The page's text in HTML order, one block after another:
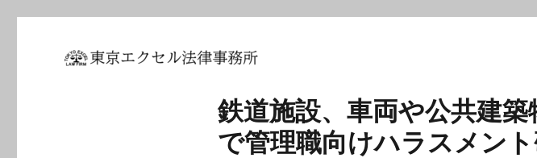
坂東 利国｜東京エクセル法律事務所
鉄道施設、車両や公共建
で管理職向けハラスメン